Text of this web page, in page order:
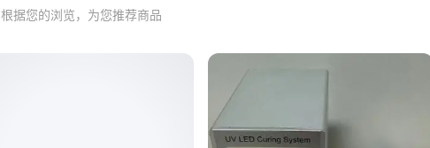
800℃以上就会开始分解，这正是窑炉频繁检修的常见原因。
二、耐火水泥性能不达标会带来哪些隐患？
最直接的后果是热面层剥落，这往往源于三个隐性缺陷：
高温体积稳定性差，反复热胀冷缩导致开裂
根据您的浏览，为您推荐商品